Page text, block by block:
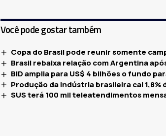
Você pode gostar também
Copa do Brasil pode reunir somente
Brasil rebaixa relação com Argentina
BID amplia para US$ 4 bilhões o fundo
Produção da indústria brasileira cai 1,8%
SUS terá 100 mil teleatendimentos